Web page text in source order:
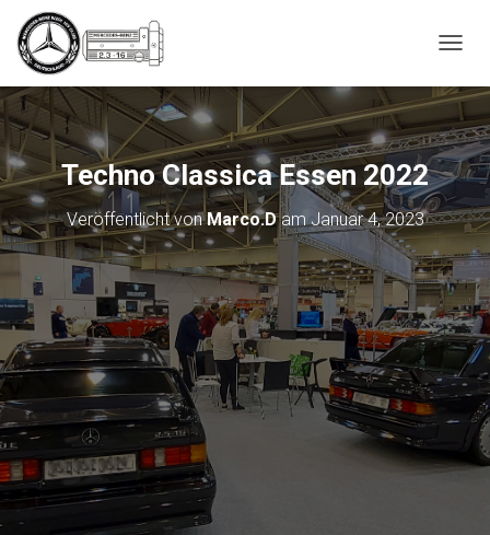
_script');
V
I
G
A
T
I
O
U
M
S
C
H
A
L
Techno Classica Essen 2022
Veröffentlicht vonMarco.DamJanuar 4, 2023